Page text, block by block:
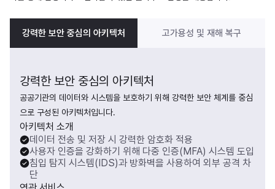
강력한 보안 중심의 아키텍처 고가용성 및 재해 복구
강력한 보안 중심의 아키텍처
공공기관의 데이터와 시스템을 보호하기 위해 강력한 보안 체계를 중심
으로 구성된 아키텍처입니다.
아키텍처 소개
데이터 전송 및 저장 시 강력한 암호화 적용
사용자 인증을 강화하기 위해 다중 인증(MFA) 시스템 도입
침입 탐지 시스템(IDS)과 방화벽을 사용하여 외부 공격 차
단